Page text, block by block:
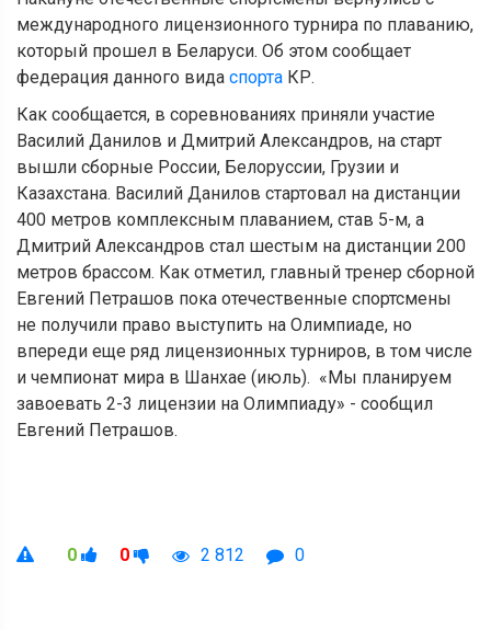
международного лицензионного турнира по плаванию,
который прошел в Беларуси. Об этом сообщает
федерация данного вида спорта КР.
Как сообщается, в соревнованиях приняли участие
Василий Данилов и Дмитрий Александров, на старт
вышли сборные России, Белоруссии, Грузии и
Казахстана. Василий Данилов стартовал на дистанции
400 метров комплексным плаванием, став 5-м, а
Дмитрий Александров стал шестым на дистанции 200
метров брассом. Как отметил, главный тренер сборной
Евгений Петрашов пока отечественные спортсмены
не получили право выступить на Олимпиаде, но
впереди еще ряд лицензионных турниров, в том числе
и чемпионат мира в Шанхае (июль). «Мы планируем
завоевать 2-3 лицензии на Олимпиаду» - сообщил
Евгений Петрашов.
0 0 2 812 0